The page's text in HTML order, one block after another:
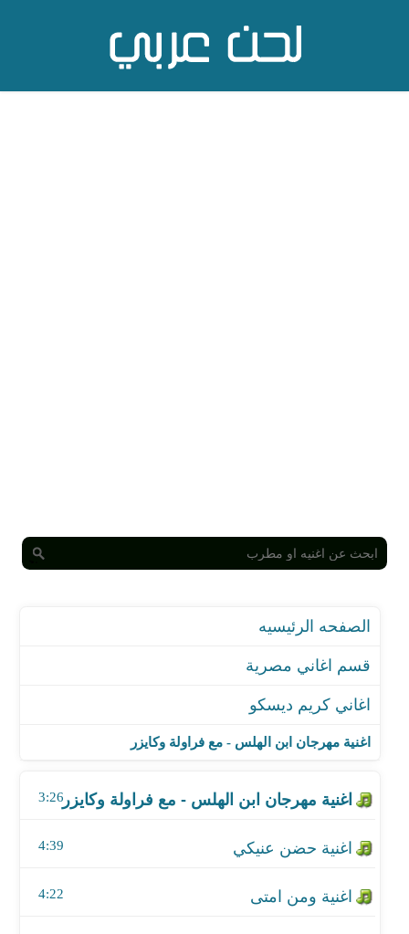
قسم اغاني مصرية
اغنية مهرجان ابن الهلس - مع فراولة وكايزر
اغنية مهرجان ابن الهلس - مع فراولة وكايزر
3:26
اغنية حضن عنيكي
4:39
اغنية ومن امتى
4:22
اغنية احضنيني